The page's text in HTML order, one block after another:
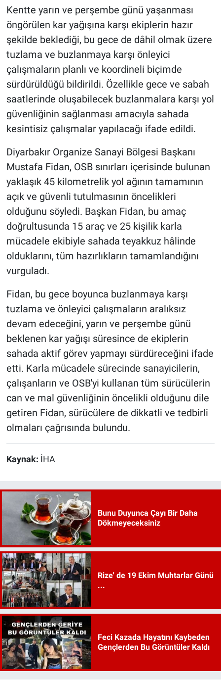
Kentte yarın ve perşembe günü yaşanması
öngörülen kar yağışına karşı ekiplerin hazır
şekilde beklediği, bu gece de dâhil olmak üzere
tuzlama ve buzlanmaya karşı önleyici
çalışmaların planlı ve koordineli biçimde
sürdürüldüğü bildirildi. Özellikle gece ve sabah
saatlerinde oluşabilecek buzlanmalara karşı yol
güvenliğinin sağlanması amacıyla sahada
kesintisiz çalışmalar yapılacağı ifade edildi.
Diyarbakır Organize Sanayi Bölgesi Başkanı
Mustafa Fidan, OSB sınırları içerisinde bulunan
yaklaşık 45 kilometrelik yol ağının tamamının
açık ve güvenli tutulmasının öncelikleri
olduğunu söyledi. Başkan Fidan, bu amaç
doğrultusunda 15 araç ve 25 kişilik karla
mücadele ekibiyle sahada teyakkuz hâlinde
olduklarını, tüm hazırlıkların tamamlandığını
vurguladı.
Fidan, bu gece boyunca buzlanmaya karşı
tuzlama ve önleyici çalışmaların aralıksız
devam edeceğini, yarın ve perşembe günü
beklenen kar yağışı süresince de ekiplerin
sahada aktif görev yapmayı sürdüreceğini ifade
etti. Karla mücadele sürecinde sanayicilerin,
çalışanların ve OSB'yi kullanan tüm sürücülerin
can ve mal güvenliğinin öncelikli olduğunu dile
getiren Fidan, sürücülere de dikkatli ve tedbirli
olmaları çağrısında bulundu.
Kaynak: İHA
Bunu Duyunca Çayı Bir Daha
Dökmeyeceksiniz
Rize' de 19 Ekim Muhtarlar Günü
...
Feci Kazada Hayatını Kaybeden
Gençlerden Bu Görüntüler Kaldı